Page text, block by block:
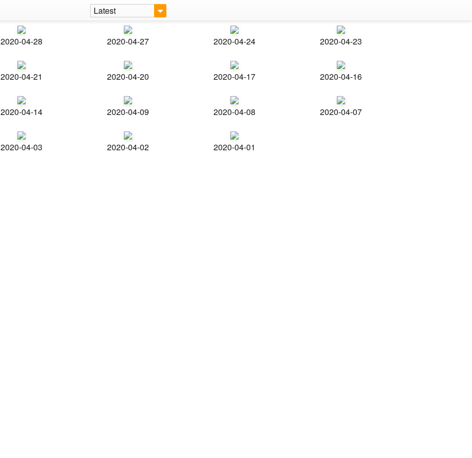
Latest
2020-04-28 2020-04-27 2020-04-24 2020-04-23
2020-04-21 2020-04-20 2020-04-17 2020-04-16
2020-04-14 2020-04-09 2020-04-08 2020-04-07
2020-04-03 2020-04-02 2020-04-01